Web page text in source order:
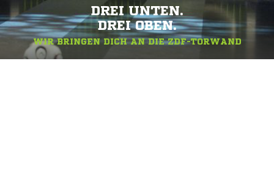
DREI UNTEN.
DREI OBEN.
WIR BRINGEN DICH AN DIE ZDF-TORWAND